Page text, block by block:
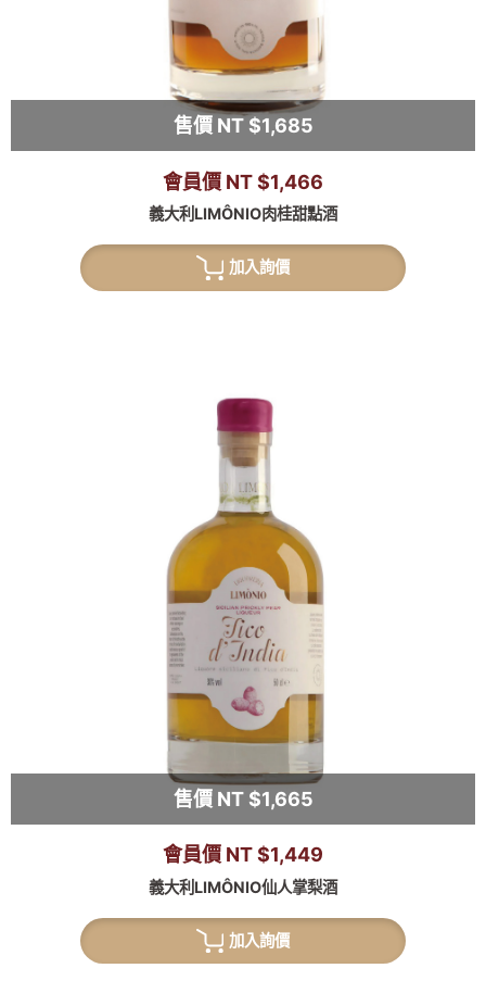
售價 NT $1,685
會員價 NT $1,466
義大利LIMÔNIO肉桂甜點酒
加入詢價
售價 NT $1,665
會員價 NT $1,449
義大利LIMÔNIO仙人掌梨酒
加入詢價